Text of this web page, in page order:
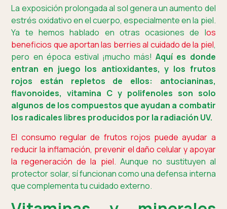
La exposición prolongada al sol genera un aumento del
estrés oxidativo en el cuerpo, especialmente en la piel.
Ya te hemos hablado en otras ocasiones de los
beneficios que aportan las berries al cuidado de la piel,
pero en época estival ¡mucho más!Aquí es donde
entran en juego los antioxidantes, y los frutos
rojos están repletos de ellos: antocianinas,
flavonoides, vitamina C y polifenoles son solo
algunos de los compuestos que ayudan a combatir
los radicales libres producidos por la radiación UV.
El consumo regular de frutos rojos puede ayudar a
reducir la inflamación, prevenir el daño celular y apoyar
la regeneración de la piel. Aunque no sustituyen al
protector solar, sí funcionan como una defensa interna
que complementa tu cuidado externo.